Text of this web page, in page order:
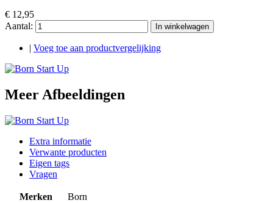
€ 12,95
Aantal:
In winkelwagen
Voeg toe aan productvergelijking
Meer Afbeeldingen
Extra informatie
Verwante producten
Eigen tags
Vragen
Merken
Born